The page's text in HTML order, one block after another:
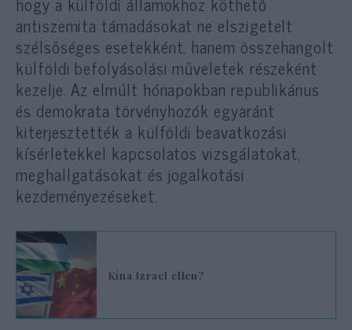
antiszemita támadásokat ne elszigetelt
szélsőséges esetekként, hanem összehangolt
külföldi befolyásolási műveletek részeként
kezelje. Az elmúlt hónapokban republikánus
és demokrata törvényhozók egyaránt
kiterjesztették a külföldi beavatkozási
kísérletekkel kapcsolatos vizsgálatokat,
meghallgatásokat és jogalkotási
kezdeményezéseket.
Kína Izrael ellen?